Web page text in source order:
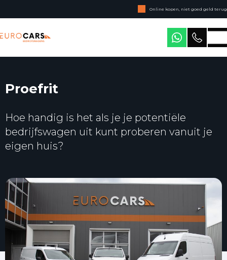
Online kopen, niet goed geld terug
Geen jaarcijfers nodig
Proefrit
Hoe handig is het als je je potentiële
bedrijfswagen uit kunt proberen vanuit je
eigen huis?